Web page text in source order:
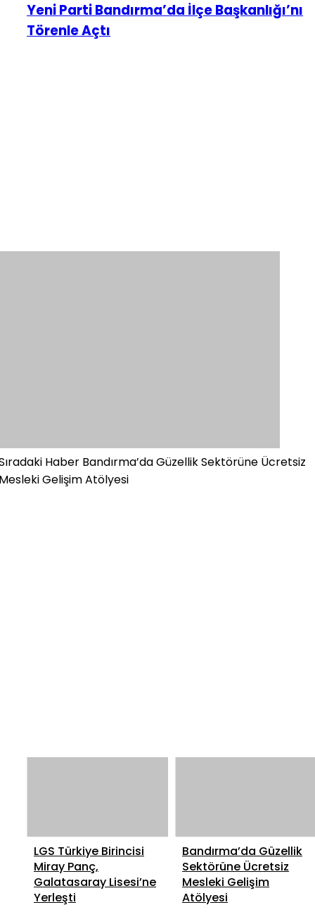
Yeni Parti Bandırma’da İlçe Başkanlığı’nı
Törenle Açtı
Haber Bandırma’da Güzellik Sektörüne Ücretsiz
Gelişim Atölyesi
LGS Türkiye Birincisi
Miray Panç,
Galatasaray Lisesi’ne
Yerleşti
Bandırma’da Güzellik
Sektörüne Ücretsiz
Mesleki Gelişim
Atölyesi